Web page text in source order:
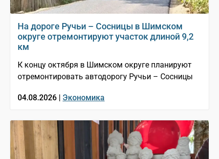
На дороге Ручьи – Сосницы в Шимском
округе отремонтируют участок длиной 9,2
км
К концу октября в Шимском округе планируют
отремонтировать автодорогу Ручьи – Сосницы
04.08.2026 | Экономика